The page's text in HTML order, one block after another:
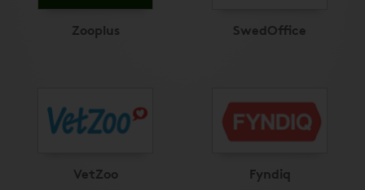
Zooplus SwedOffice
VetZoo Fyndiq